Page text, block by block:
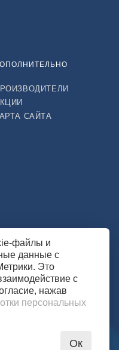
файлы и
данные с
Это
с
нажав
персональных
Ок
САЙТА